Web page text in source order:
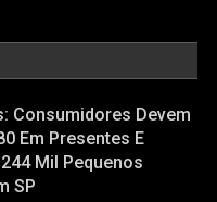
Consumidores Devem
Em Presentes E
Mil Pequenos
SP